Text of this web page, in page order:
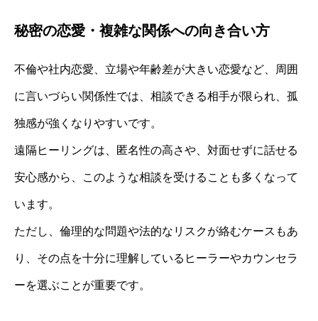
秘密の恋愛・複雑な関係への向き合い方
不倫や社内恋愛、立場や年齢差が大きい恋愛など、周囲
に言いづらい関係性では、相談できる相手が限られ、孤
独感が強くなりやすいです。
遠隔ヒーリングは、匿名性の高さや、対面せずに話せる
安心感から、このような相談を受けることも多くなって
います。
ただし、倫理的な問題や法的なリスクが絡むケースもあ
り、その点を十分に理解しているヒーラーやカウンセラ
ーを選ぶことが重要です。